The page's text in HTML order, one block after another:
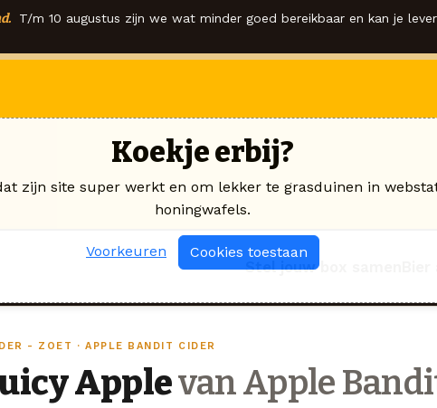
T/m 10 augustus zijn we wat minder goed bereikbaar en kan je
Stel jouw box samen
- ZOET · APPLE BANDIT CIDER
Applevan Apple
Koekje erbij?
zijn site super werkt en om lekker te grasduinen in
honingwafels.
Voorkeuren Cookies toestaan